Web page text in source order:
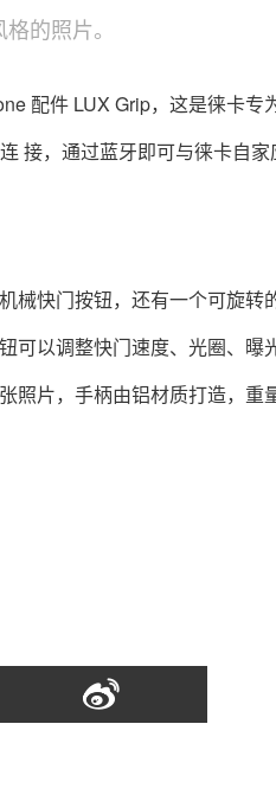
的照片。
配件 LUX Grip，这是徕卡
接，通过蓝牙即可与徕卡自
械快门按钮，还有一个可旋
可以调整快门速度、光圈、
照片，手柄由铝材质打造，重